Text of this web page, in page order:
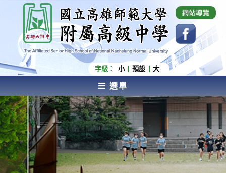
內
容
國立高雄師範大學附屬高級中學 Affiliated Senior
High School of National Kaohsiung Normal
University
字級： 小 預設 大
選單
AFFILIATED SENIOR HIGH SCHOOL OF NATIONAL
KAOHSIUNG NORMAL UNIVERSITY